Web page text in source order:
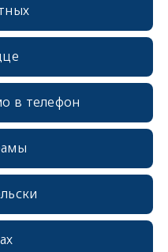
в телефон
erid: 2SDnjcrDNw6